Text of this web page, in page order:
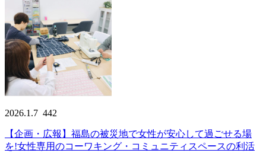
2026.1.7 442
【企画・広報】福島の被災地で女性が安心して過ごせる場
を!女性専用のコーワキング・コミュニティスペースの利活